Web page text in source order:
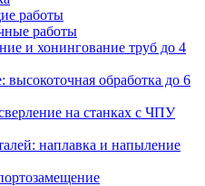
работы
работы
и хонингование труб до 4
высокоточная обработка до 6
на станках с ЧПУ
наплавка и напыление